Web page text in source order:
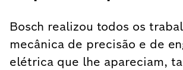
Bosch realizou todos os
mecânica de precisão e de
elétrica que lhe apareciam,